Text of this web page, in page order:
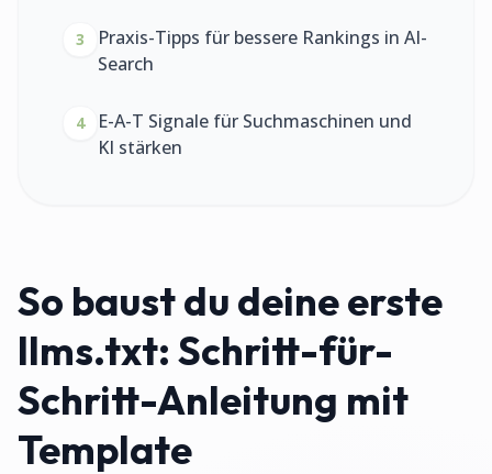
3
Praxis-Tipps für bessere Rankings in AI-
Search
4
E-A-T Signale für Suchmaschinen und
KI stärken
So baust du deine erste
llms.txt: Schritt-für-
Schritt-Anleitung mit
Template